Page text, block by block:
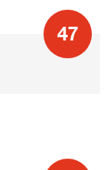
47